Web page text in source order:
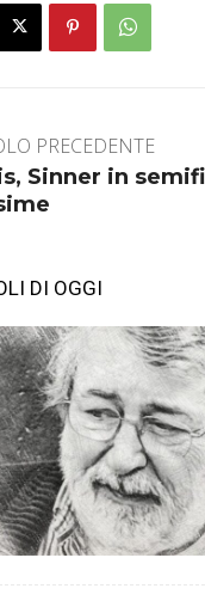
PRECEDENTE
Sinner in
DI OGGI